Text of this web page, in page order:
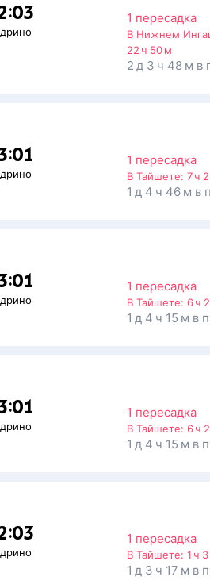
1 пересадка
В Нижнем
22 ч 50 м
2 д 3 ч 48 м в
1 пересадка
В Тайшете: 7 ч
1 д 4 ч 46 м в
1 пересадка
В Тайшете: 6 ч
1 д 4 ч 15 м в
1 пересадка
В Тайшете: 6 ч
1 д 4 ч 15 м в
1 пересадка
В Тайшете: 1 ч
1 д 3 ч 17 м в